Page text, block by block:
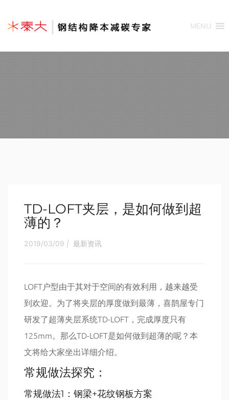
MENU
TD-LOFT夹层，是如何做到超
薄的？
2019/03/09 | 最新资讯
LOFT户型由于其对于空间的有效利用，越来越受
到欢迎。为了将夹层的厚度做到最薄，喜鹊屋专门
研发了超薄夹层系统TD-LOFT，完成厚度只有
125mm。那么TD-LOFT是如何做到超薄的呢？本
文将给大家坐出详细介绍。
常规做法探究：
常规做法1：钢梁+花纹钢板方案